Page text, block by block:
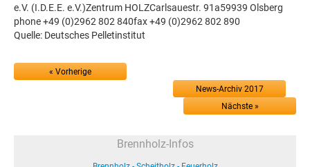
e.V. (I.D.E.E. e.V.)Zentrum HOLZCarlsauestr. 91a59939 Olsberg
phone +49 (0)2962 802 840fax +49 (0)2962 802 890
Quelle: Deutsches Pelletinstitut
« Vorherige
News-Archiv 2017
Nächste »
Brennholz-Infos